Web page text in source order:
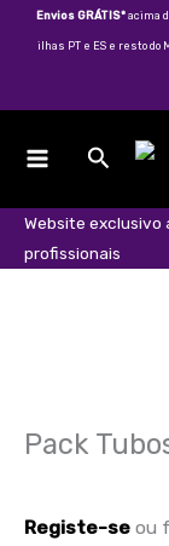
Envios GRÁTIS*acima
ilhas PT e ES e resto do
Search
Website exclusivo
profissionais
Pack
Registe-se ou
e